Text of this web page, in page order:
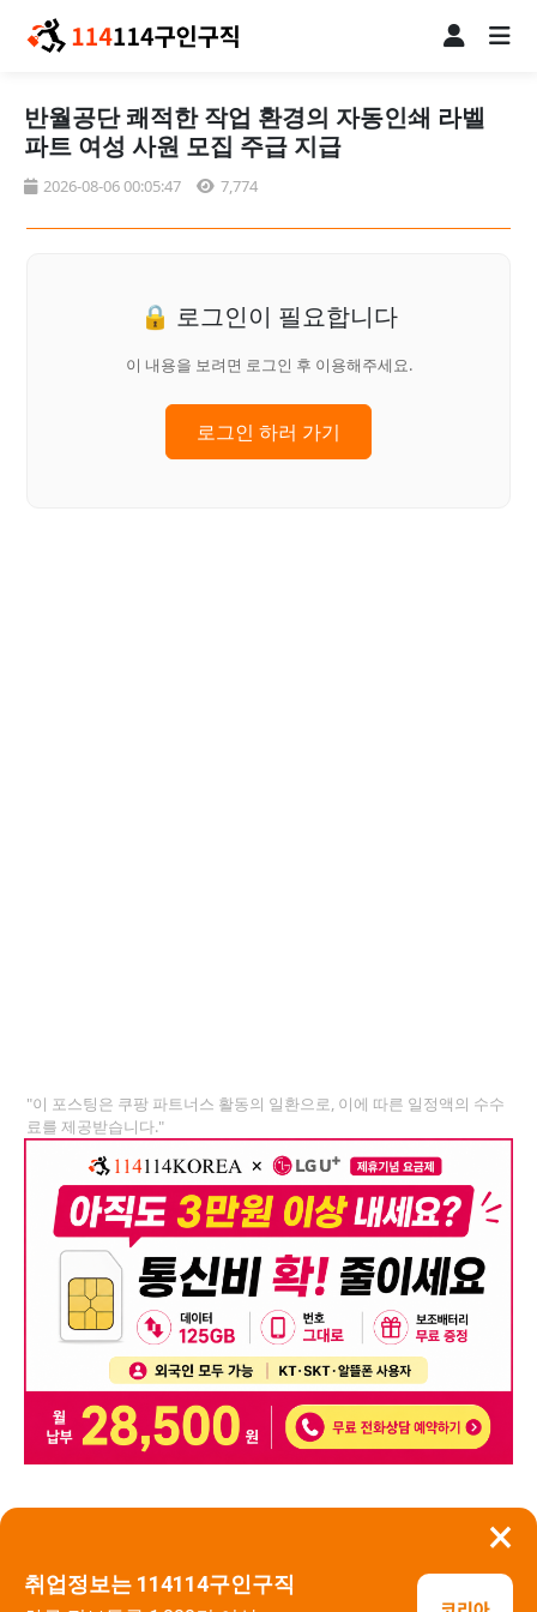
×
취업정보는 114114구인구직
반월공단 쾌적한 작업 환경의 자동인쇄 라벨
파트 여성 사원 모집 주급 지급
2026-08-06 00:05:47 7,774
🔒 로그인이 필요합니다
이 내용을 보려면 로그인 후 이용해주세요.
로그인 하러 가기
"이 포스팅은 쿠팡 파트너스 활동의 일환으로, 이에 따른 일정액의 수수
료를 제공받습니다."